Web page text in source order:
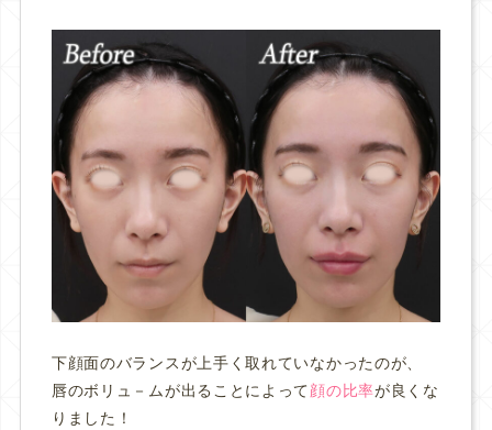
下顔面のバランスが上手く取れていなかったのが、
唇のボリュ－ムが出ることによって顔の比率が良くな
りました！